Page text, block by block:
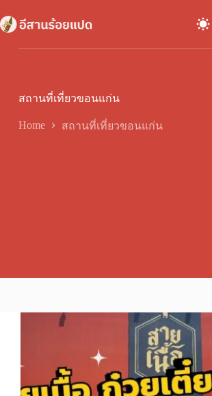
to
content
สถานที่เที่ยวขอนแก่น
Home สถานที่เที่ยวขอนแก่น